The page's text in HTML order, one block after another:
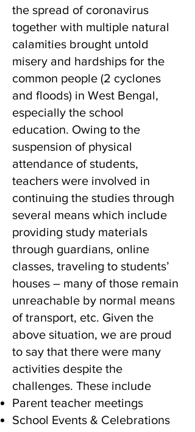
the spread of coronavirus
together with multiple natural
calamities brought untold
misery and hardships for the
common people (2 cyclones
and floods) in West Bengal,
especially the school
education. Owing to the
suspension of physical
attendance of students,
teachers were involved in
continuing the studies through
several means which include
providing study materials
through guardians, online
classes, traveling to students’
houses – many of those remain
unreachable by normal means
of transport, etc. Given the
above situation, we are proud
to say that there were many
activities despite the
challenges. These include
Parent teacher meetings
School Events & Celebrations